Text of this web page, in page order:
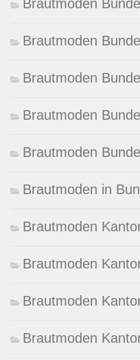
Brautmoden
Brautmoden
Brautmoden
Brautmoden
Brautmoden
Brautmoden in
Brautmoden
Brautmoden
Brautmoden
Brautmoden